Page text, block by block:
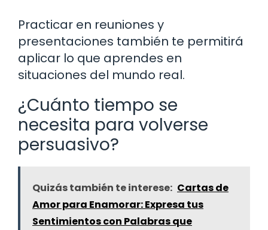
Practicar en reuniones y
presentaciones también te permitirá
aplicar lo que aprendes en
situaciones del mundo real.
¿Cuánto tiempo se
necesita para volverse
persuasivo?
Quizás también te interese: Cartas de
Amor para Enamorar: Expresa tus
Sentimientos con Palabras que